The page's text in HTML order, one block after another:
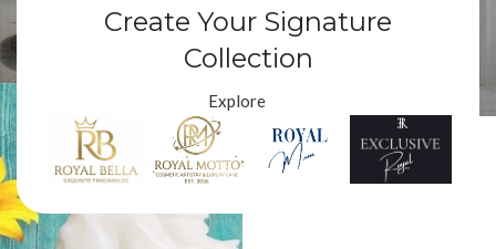
Create Your Signature
Collection
Explore
Royal Mum
Ürünler “Dekoratif At Objesi” olarak etiketlendi